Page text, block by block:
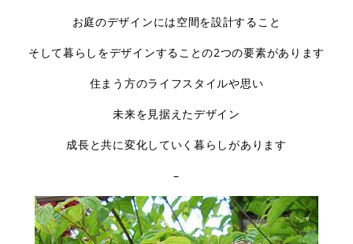
採用情報
お庭のデザインには空間を設計すること
そして暮らしをデザインすることの2つの要素があります
住まう方のライフスタイルや思い
未来を見据えたデザイン
成長と共に変化していく暮らしがあります
–